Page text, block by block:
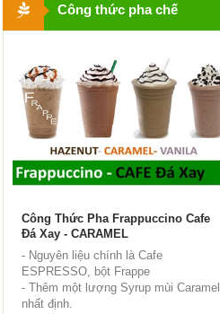
Công thức pha chế
Công Thức Pha Frappuccino Cafe
Đá Xay - CARAMEL
- Nguyên liệu chính là Cafe
ESPRESSO, bột Frappe
- Thêm một lượng Syrup mùi Caramel
nhất định.